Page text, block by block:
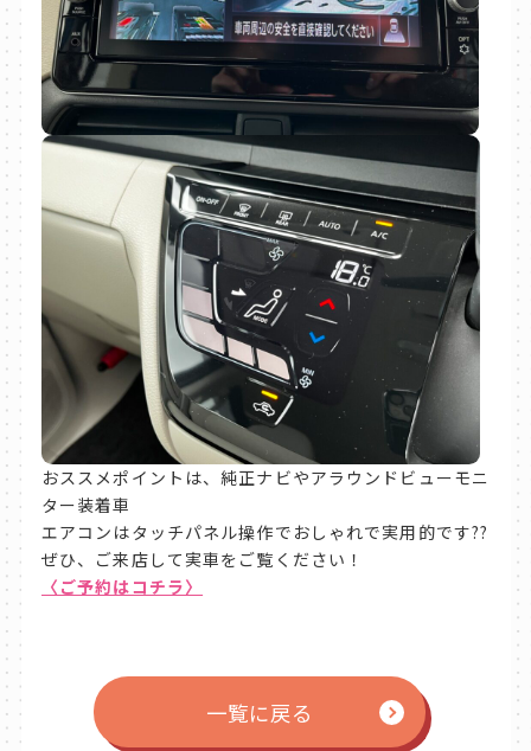
おススメポイントは、純正ナビやアラウンドビューモニ
ター装着車
エアコンはタッチパネル操作でおしゃれで実用的です??
ぜひ、ご来店して実車をご覧ください！
〈ご予約はコチラ〉
一覧に戻る